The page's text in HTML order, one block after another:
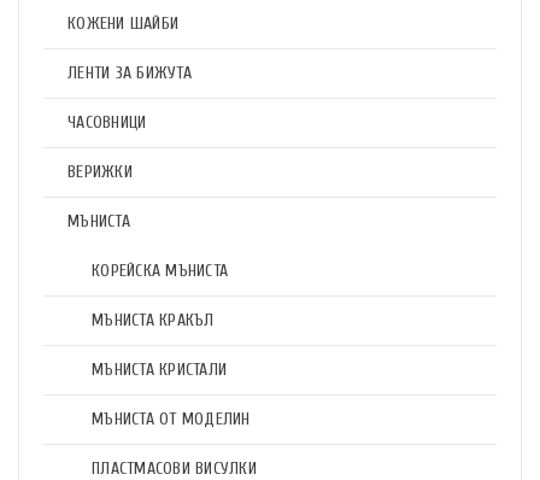
КОЖЕНИ ШАЙБИ
ЛЕНТИ ЗА БИЖУТА
ЧАСОВНИЦИ
ВЕРИЖКИ
МЪНИСТА
КОРЕЙСКА МЪНИСТА
МЪНИСТА КРАКЪЛ
МЪНИСТА КРИСТАЛИ
МЪНИСТА ОТ МОДЕЛИН
ПЛАСТМАСОВИ ВИСУЛКИ